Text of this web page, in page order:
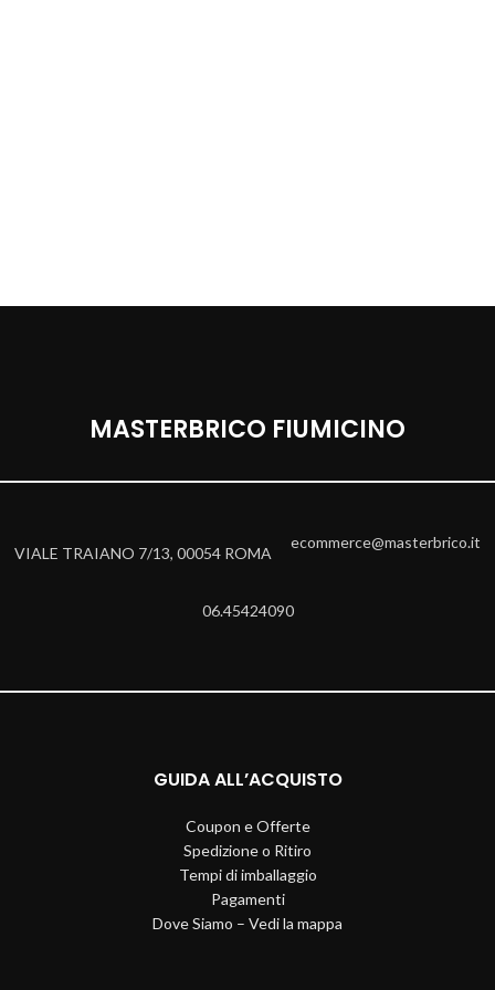
MASTERBRICO FIUMICINO
VIALE TRAIANO 7/13, 00054 ROMA
ecommerce@masterbrico.it
06.45424090
GUIDA ALL’ACQUISTO
Coupon e Offerte
Spedizione o Ritiro
Tempi di imballaggio
Pagamenti
Dove Siamo – Vedi la mappa